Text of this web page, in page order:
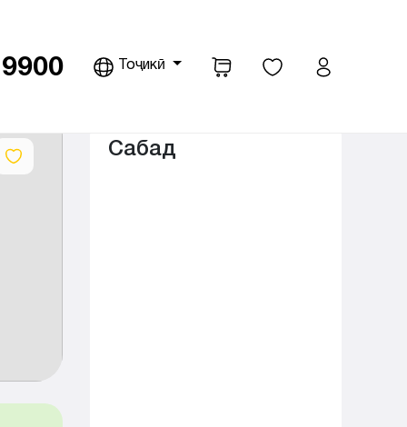
9900 Тоҷикӣ
Сабад